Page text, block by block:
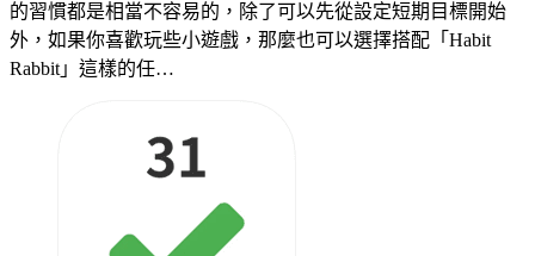
的習慣都是相當不容易的，除了可以先從設定短期目標開始
外，如果你喜歡玩些小遊戲，那麼也可以選擇搭配「Habit
Rabbit」這樣的任…